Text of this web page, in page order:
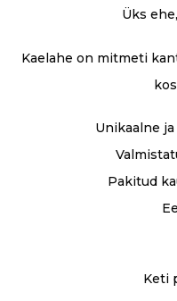
Üks
Kaelahe on mitmeti
Unikaalne
Pakitud
Keti